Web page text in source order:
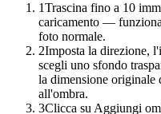
1Trascina fino a 10
caricamento —
foto normale.
2Imposta la direzione,
scegli uno sfondo
la dimensione originale
all'ombra.
3Clicca su Aggiungi